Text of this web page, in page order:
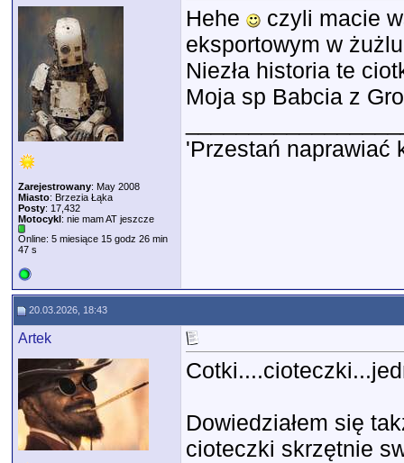
Zarejestrowany: May 2008
Miasto: Brzezia Łąka
Posty: 17,432
Motocykl: nie mam AT jeszcze
Online: 5 miesiące 15 godz 26 min
47 s
Hehe
czyli macie
eksportowym w
Niezła historia te
Moja sp Babcia z
'Przestań naprawiać
20.03.2026, 18:43
Artek
Dowiedziałem się
cioteczki skrzętnie